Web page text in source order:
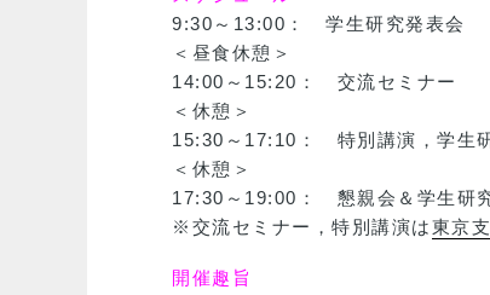
9:30～13:00： 学生研究発表会
＜昼食休憩＞
14:00～15:20： 交流セミナー
＜休憩＞
15:30～17:10： 特別講演，学生
＜休憩＞
17:30～19:00： 懇親会＆学生研
※交流セミナー，特別講演は東京
開催趣旨